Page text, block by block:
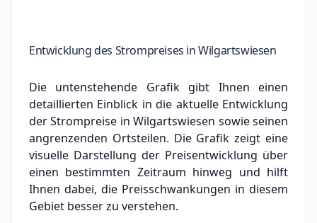
Entwicklung des Strompreises in Wilgartswiesen
Die untenstehende Grafik gibt Ihnen einen
detaillierten Einblick in die aktuelle Entwicklung
der Strompreise in Wilgartswiesen sowie seinen
angrenzenden Ortsteilen. Die Grafik zeigt eine
visuelle Darstellung der Preisentwicklung über
einen bestimmten Zeitraum hinweg und hilft
Ihnen dabei, die Preisschwankungen in diesem
Gebiet besser zu verstehen.